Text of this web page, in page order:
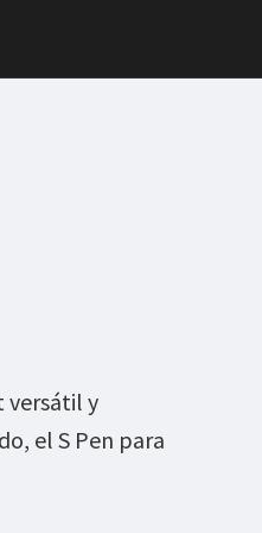
versátil y
el S Pen para